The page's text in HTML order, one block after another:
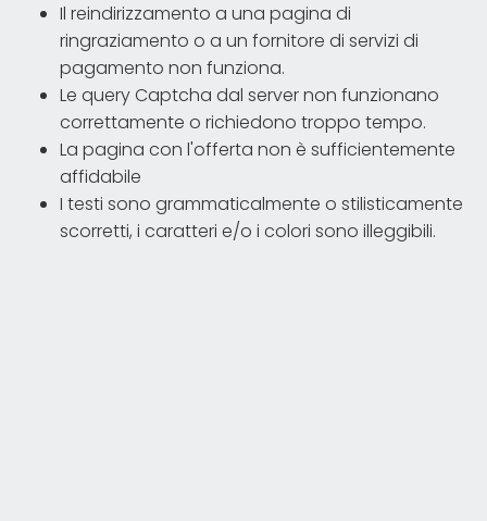
Il reindirizzamento a una pagina di
ringraziamento o a un fornitore di servizi di
pagamento non funziona.
Le query Captcha dal server non funzionano
correttamente o richiedono troppo tempo.
La pagina con l'offerta non è sufficientemente
affidabile
I testi sono grammaticalmente o stilisticamente
scorretti, i caratteri e/o i colori sono illeggibili.